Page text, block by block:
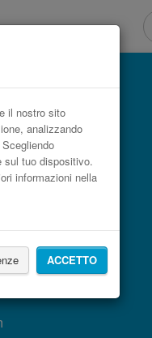
il nostro sito
analizzando
sul tuo dispositivo.
informazioni nella
ACCETTO